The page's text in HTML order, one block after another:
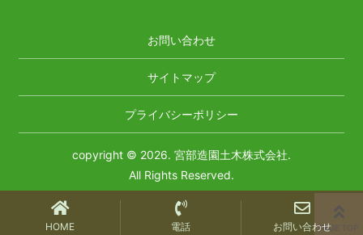
お問い合わせ
サイトマップ
プライバシーポリシー
copyright © 2026. 宮部造園土木株式会社.
All Rights Reserved.
HOME 電話 お問い合わせ